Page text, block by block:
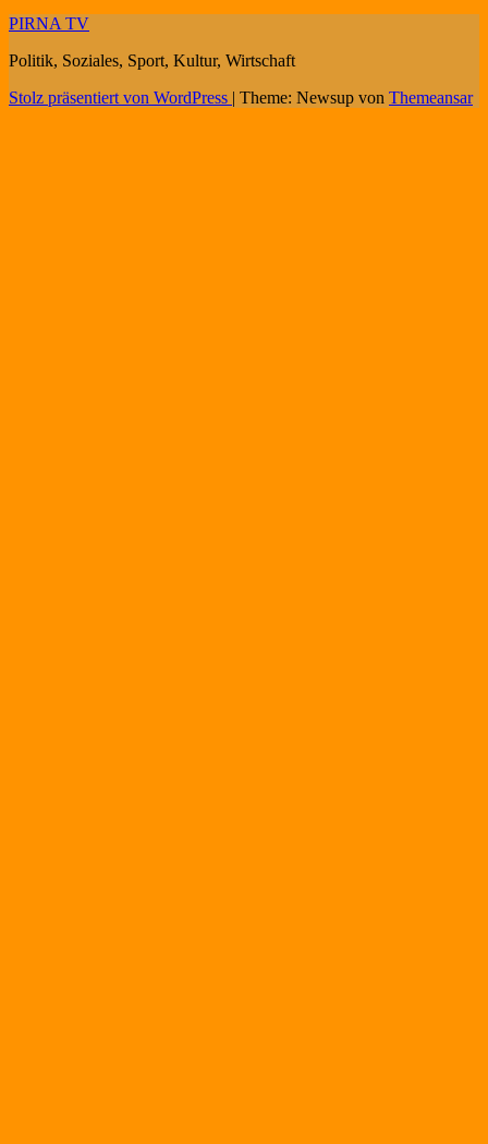
PIRNA TV
Politik, Soziales, Sport, Kultur, Wirtschaft
Stolz präsentiert von WordPress | Theme: Newsup von Themeansar